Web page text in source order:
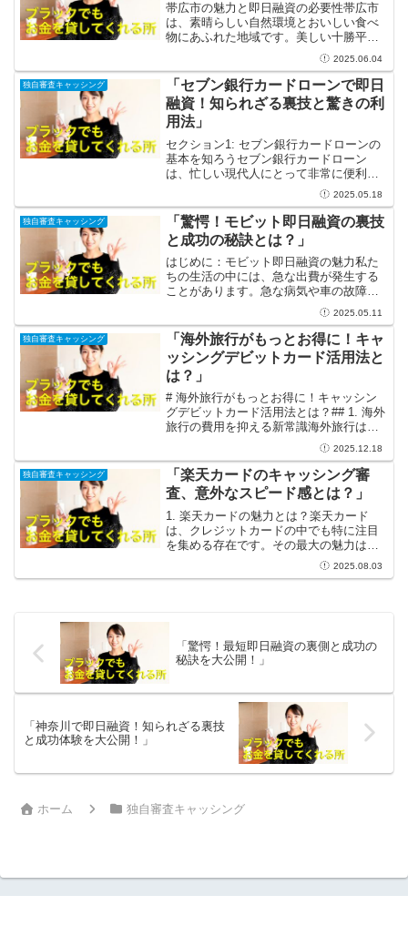
帯広市の魅力と即日融資の必要性帯広市
は、素晴らしい自然環境とおいしい食べ
物にあふれた地域です。美しい十勝平野
と広がる大草原は、訪れる人々の心を癒
し、元気を与えてくれます。新鮮な農産
物や地元の特産品は、多くの人に愛さ
れ、訪問者を魅了しています...
2025.06.04
独自審査キャッシング
「セブン銀行カードローンで即日
融資！知られざる裏技と驚きの利
用法」
セクション1: セブン銀行カードローンの
基本を知ろうセブン銀行カードローン
は、忙しい現代人にとって非常に便利な
金融サービスです。急な支出や予期せぬ
金銭トラブルが発生した際、即日融資が
受けられるという点が特に魅力的です。
セブン銀行のATMは全...
2025.05.18
独自審査キャッシング
「驚愕！モビット即日融資の裏技
と成功の秘訣とは？」
はじめに：モビット即日融資の魅力私た
ちの生活の中には、急な出費が発生する
ことがあります。急な病気や車の故障、
思いがけない旅行など、準備ができてい
ない時に財布が空っぽになってしまうこ
ともあるでしょう。そんな時、頼りにな
るのが「モビット即日融資...
2025.05.11
独自審査キャッシング
「海外旅行がもっとお得に！キャ
ッシングデビットカード活用法と
は？」
# 海外旅行がもっとお得に！キャッシン
グデビットカード活用法とは？## 1. 海外
旅行の費用を抑える新常識海外旅行は、
心踊る冒険と素晴らしい体験が待ってい
ますが、同時に費用が気になるもので
す。しかし、そんな悩みを吹き飛ばす新
鋭の方法が、キャ...
2025.12.18
独自審査キャッシング
「楽天カードのキャッシング審
査、意外なスピード感とは？」
1. 楽天カードの魅力とは？楽天カード
は、クレジットカードの中でも特に注目
を集める存在です。その最大の魅力は、
楽天ポイントが貯まるという点です。
日々の買い物に利用すれば、買い物をし
2025.08.03
「驚愕！最短即日融資の裏側と成功の
秘訣を大公開！」
「神奈川で即日融資！知られざる裏技
と成功体験を大公開！」
ホーム 独自審査キャッシング